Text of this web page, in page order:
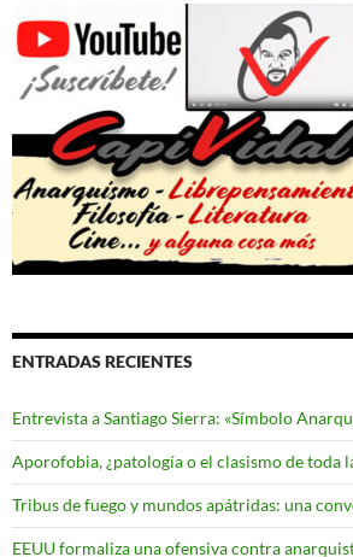
ENTRADAS RECIENTES
Entrevista a Santiago Sierra: «Símbolo
Aporofobia, ¿patología o el clasismo de toda
Tribus de fuego y mundos apátridas: una
EEUU formaliza una ofensiva contra